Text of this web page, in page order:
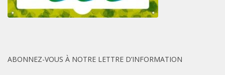
ABONNEZ-VOUS À NOTRE LETTRE D’INFORMATION